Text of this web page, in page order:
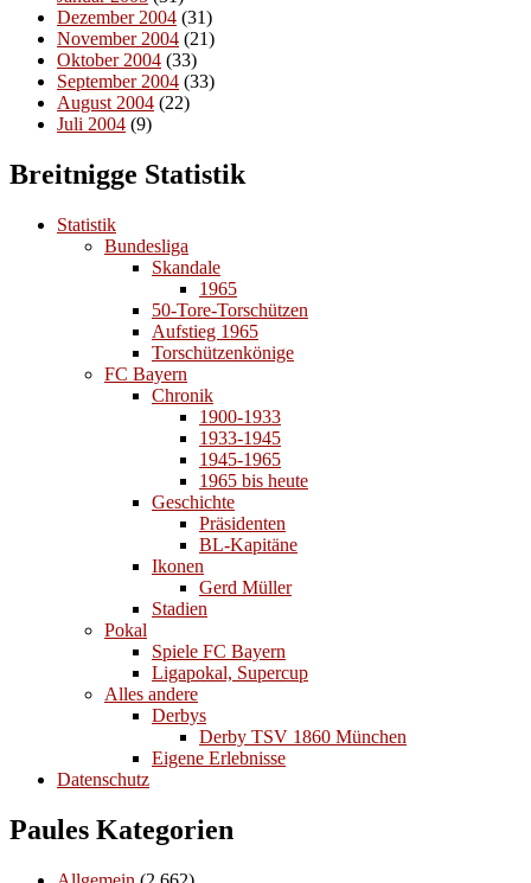
Dezember 2004 (31)
November 2004 (21)
Oktober 2004 (33)
September 2004 (33)
August 2004 (22)
Juli 2004 (9)
Breitnigge Statistik
Statistik
Bundesliga
Skandale
1965
50-Tore-Torschützen
Aufstieg 1965
Torschützenkönige
FC Bayern
Chronik
1900-1933
1933-1945
1945-1965
1965 bis heute
Geschichte
Präsidenten
BL-Kapitäne
Ikonen
Gerd Müller
Stadien
Pokal
Spiele FC Bayern
Ligapokal, Supercup
Alles andere
Derbys
Derby TSV 1860 München
Eigene Erlebnisse
Datenschutz
Paules Kategorien